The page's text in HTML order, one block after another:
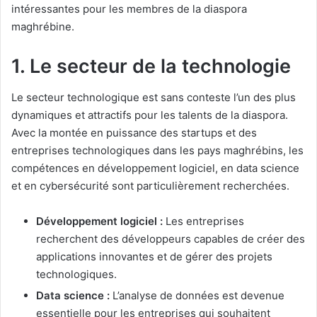
intéressantes pour les membres de la diaspora
maghrébine.
1. Le secteur de la technologie
Le secteur technologique est sans conteste l’un des plus
dynamiques et attractifs pour les talents de la diaspora.
Avec la montée en puissance des startups et des
entreprises technologiques dans les pays maghrébins, les
compétences en développement logiciel, en data science
et en cybersécurité sont particulièrement recherchées.
Développement logiciel : Les entreprises
recherchent des développeurs capables de créer des
applications innovantes et de gérer des projets
technologiques.
Data science : L’analyse de données est devenue
essentielle pour les entreprises qui souhaitent